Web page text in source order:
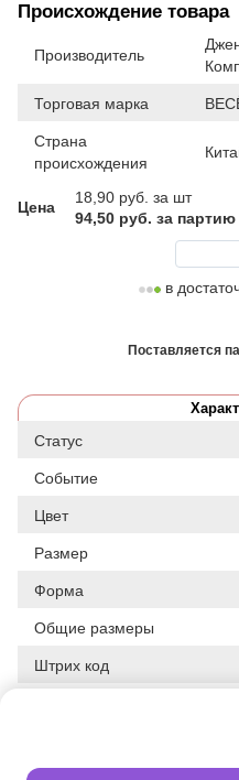
Происхождение товара
Производитель
Торговая марка
Страна
происхождения
Цена
18,90 руб. за шт
94,50 руб. за партию
в
Поставляется
Статус
Событие
Цвет
Размер
Форма
Общие размеры
Штрих код